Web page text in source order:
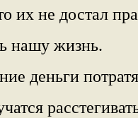
их не достал
нашу жизнь.
деньги